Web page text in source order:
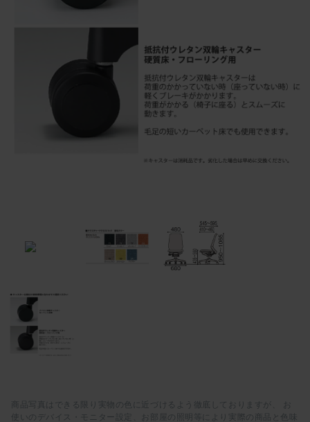
商品写真はできる限り実物の色に近づけるよう徹底しておりますが、 お
使いのデバイス・モニター設定、お部屋の照明等により実際の商品と色味